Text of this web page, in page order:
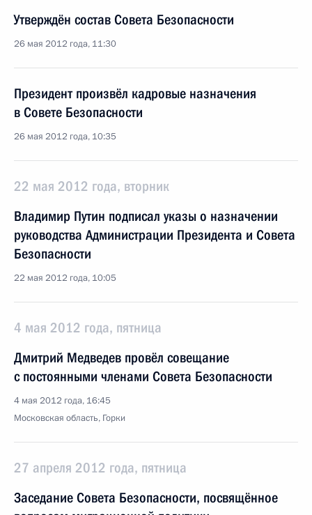
Утверждён состав Совета Безопасности
26 мая 2012 года, 11:30
Президент произвёл кадровые назначения
в Совете Безопасности
26 мая 2012 года, 10:35
22 мая 2012 года, вторник
Владимир Путин подписал указы о назначении
руководства Администрации Президента и Совета
Безопасности
22 мая 2012 года, 10:05
4 мая 2012 года, пятница
Дмитрий Медведев провёл совещание
с постоянными членами Совета Безопасности
4 мая 2012 года, 16:45
Московская область, Горки
27 апреля 2012 года, пятница
Заседание Совета Безопасности, посвящённое